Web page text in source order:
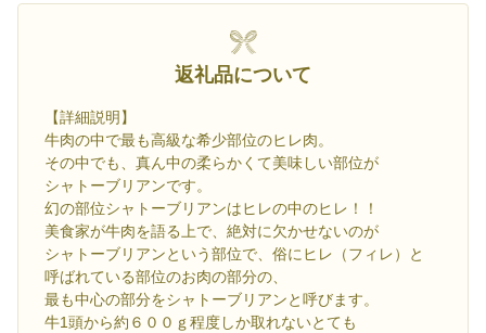
返礼品について
【詳細説明】
牛肉の中で最も高級な希少部位のヒレ肉。
その中でも、真ん中の柔らかくて美味しい部位が
シャトーブリアンです。
幻の部位シャトーブリアンはヒレの中のヒレ！！
美食家が牛肉を語る上で、絶対に欠かせないのが
シャトーブリアンという部位で、俗にヒレ（フィレ）と
呼ばれている部位のお肉の部分の、
最も中心の部分をシャトーブリアンと呼びます。
牛1頭から約６００ｇ程度しか取れないとても